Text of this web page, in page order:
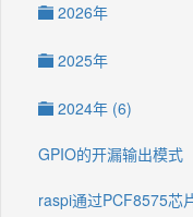
2026年
2025年
2024年 (6)
GPIO的开漏输出模式
raspi通过PCF8575芯